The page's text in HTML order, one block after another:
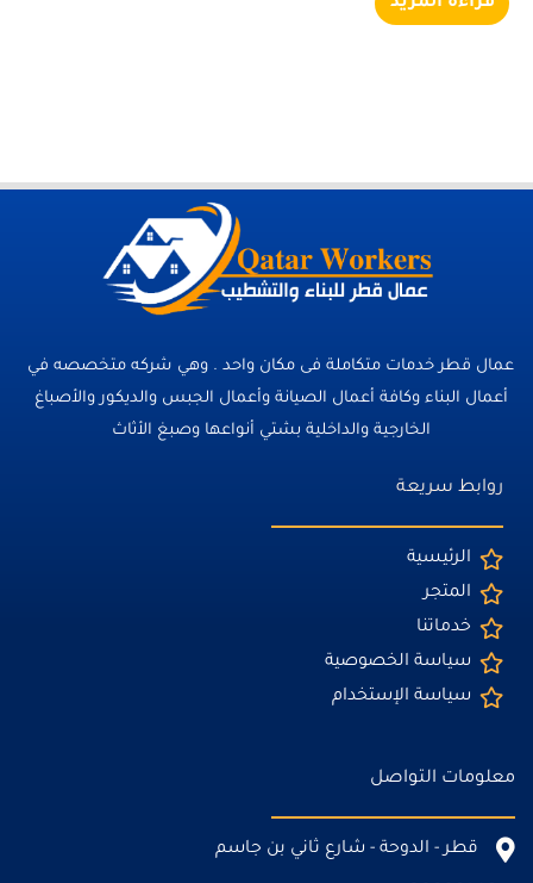
عمال قطر خدمات متكاملة فى مكان واحد . وهي شركه متخصصه في
أعمال البناء وكافة أعمال الصيانة وأعمال الجبس والديكور والأصباغ
الخارجية والداخلية بشتي أنواعها وصبغ الأثاث
روابط سريعة
الرئيسية
المتجر
خدماتنا
سياسة الخصوصية
سياسة الإستخدام
معلومات التواصل
قطر - الدوحة - شارع ثاني بن جاسم